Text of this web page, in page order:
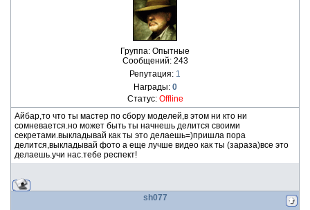
Группа: Опытные
Сообщений: 243
Репутация: 1
Награды: 0
Статус: Offline
Айбар,то что ты мастер по сбору моделей,в этом ни кто ни
сомневается.но может быть ты начнешь делится своими
секретами.выкладывай как ты это делаешь=)пришла пора
делится,выкладывай фото а еще лучше видео как ты (зараза)все это
делаешь.учи нас.тебе респект!
sh077